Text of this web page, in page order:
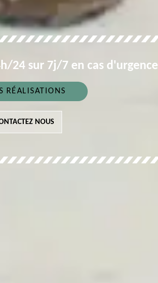
24 sur 7j/7 en cas d'urgence
RÉALISATIONS
NOUS